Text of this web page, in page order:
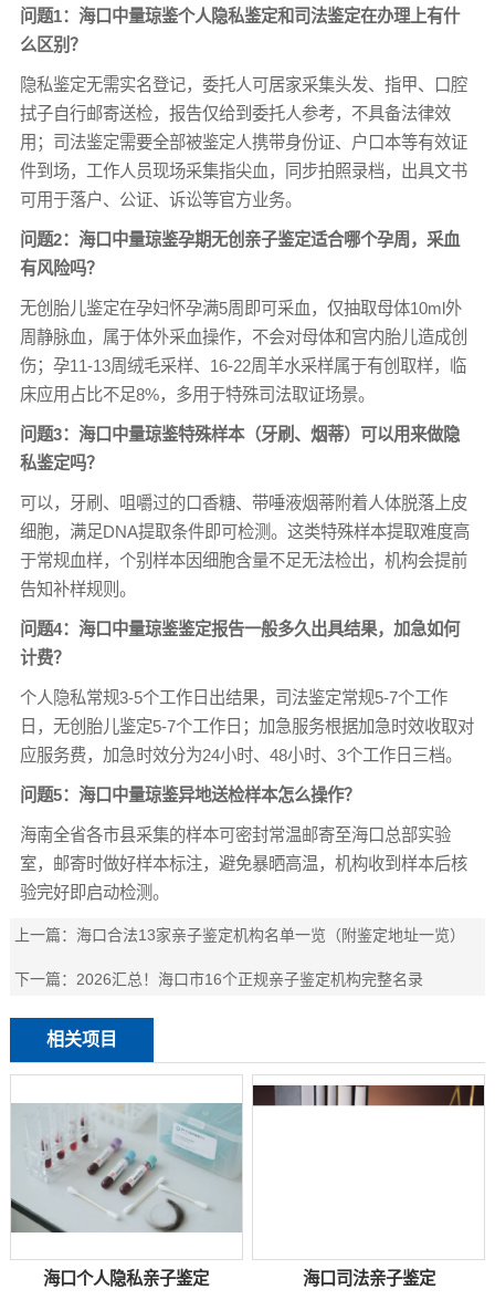
问题1：海口中量琼鉴个人隐私鉴定和司法鉴定在办理上有什
么区别？
隐私鉴定无需实名登记，委托人可居家采集头发、指甲、口腔
拭子自行邮寄送检，报告仅给到委托人参考，不具备法律效
用；司法鉴定需要全部被鉴定人携带身份证、户口本等有效证
件到场，工作人员现场采集指尖血，同步拍照录档，出具文书
可用于落户、公证、诉讼等官方业务。
问题2：海口中量琼鉴孕期无创亲子鉴定适合哪个孕周，采血
有风险吗？
无创胎儿鉴定在孕妇怀孕满5周即可采血，仅抽取母体10ml外
周静脉血，属于体外采血操作，不会对母体和宫内胎儿造成创
伤；孕11-13周绒毛采样、16-22周羊水采样属于有创取样，临
床应用占比不足8%，多用于特殊司法取证场景。
问题3：海口中量琼鉴特殊样本（牙刷、烟蒂）可以用来做隐
私鉴定吗？
可以，牙刷、咀嚼过的口香糖、带唾液烟蒂附着人体脱落上皮
细胞，满足DNA提取条件即可检测。这类特殊样本提取难度高
于常规血样，个别样本因细胞含量不足无法检出，机构会提前
告知补样规则。
问题4：海口中量琼鉴鉴定报告一般多久出具结果，加急如何
计费？
个人隐私常规3-5个工作日出结果，司法鉴定常规5-7个工作
日，无创胎儿鉴定5-7个工作日；加急服务根据加急时效收取对
应服务费，加急时效分为24小时、48小时、3个工作日三档。
问题5：海口中量琼鉴异地送检样本怎么操作？
海南全省各市县采集的样本可密封常温邮寄至海口总部实验
室，邮寄时做好样本标注，避免暴晒高温，机构收到样本后核
验完好即启动检测。
上一篇： 海口合法13家亲子鉴定机构名单一览（附鉴定地址一览）
下一篇：2026汇总！海口市16个正规亲子鉴定机构完整名录
相关项目
海口个人隐私亲子鉴定 海口司法亲子鉴定